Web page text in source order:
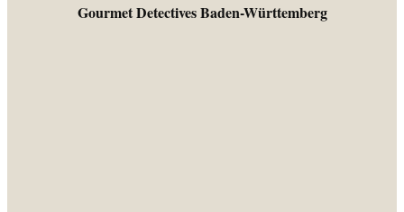
Gourmet Detectives Baden-Württemberg